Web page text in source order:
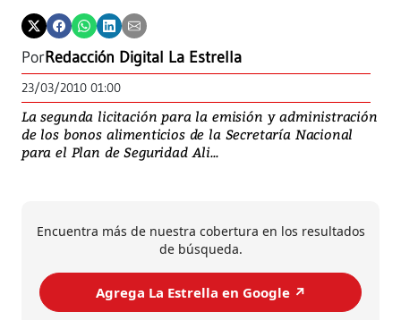
PorRedacción Digital La Estrella
23/03/2010 01:00
La segunda licitación para la emisión y administración
de los bonos alimenticios de la Secretaría Nacional
para el Plan de Seguridad Ali...
Encuentra más de nuestra cobertura en los resultados
de búsqueda.
Agrega La Estrella en Google ↗️